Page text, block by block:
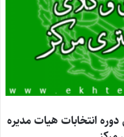
انتخابات هیات مدیره